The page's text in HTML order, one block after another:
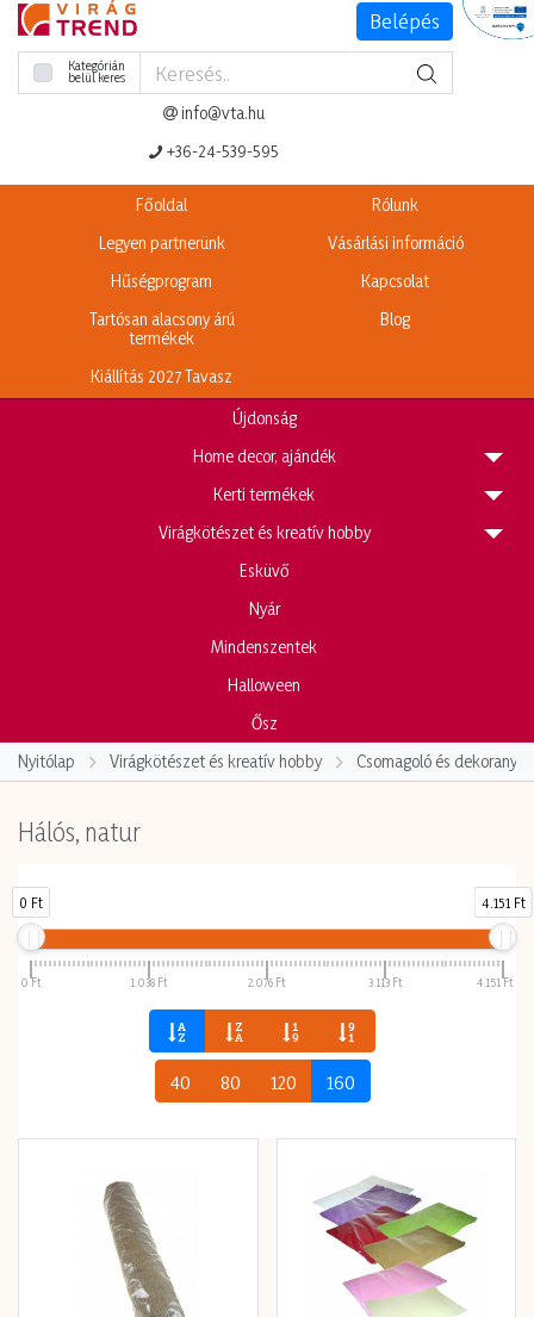
Kategórián
belül keres
info@vta.hu
+36-24-539-595
Belépés
Főoldal
Rólunk
Legyen partnerünk
Vásárlási információ
Hűségprogram
Kapcsolat
Tartósan alacsony árú
termékek
Blog
Kiállítás 2027 Tavasz
Újdonság
Home decor, ajándék
Kerti termékek
Virágkötészet és kreatív hobby
Esküvő
Nyár
Mindenszentek
Halloween
Ősz
Nyitólap
Virágkötészet és kreatív hobby Csomagoló és
Hálós, natur
Ár
0 Ft 4.151 Ft
0 Ft 1.038 Ft 2.076 Ft 3.113 Ft 4.151 Ft
40 80 120 160